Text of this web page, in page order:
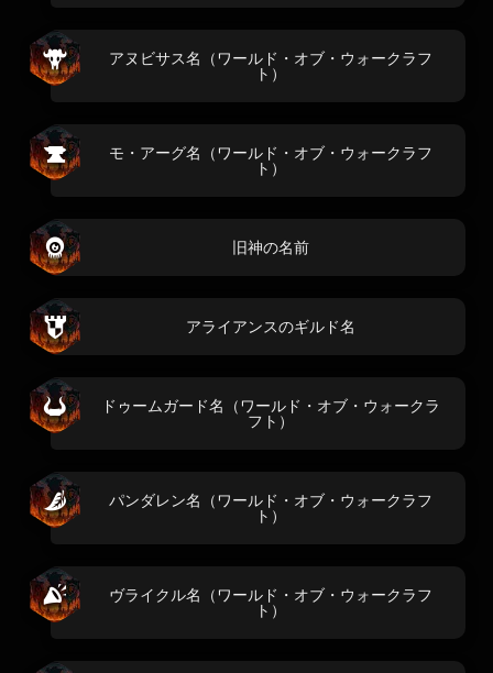
アヌビサス名（ワールド・オブ・ウォークラフ
ト）
モ・アーグ名（ワールド・オブ・ウォークラフ
ト）
旧神の名前
アライアンスのギルド名
ドゥームガード名（ワールド・オブ・ウォークラ
フト）
パンダレン名（ワールド・オブ・ウォークラフ
ト）
ヴライクル名（ワールド・オブ・ウォークラフ
ト）